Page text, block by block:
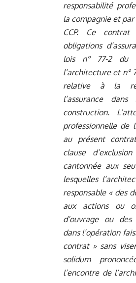
responsabilité
la compagnie et
CCP. Ce
obligations
lois n° 77-2 du
l’architecture et n°
relative à la
l’assurance
construction.
professionnelle de
au présent
clause
cantonnée aux
lesquelles
responsable « des
aux actions ou
d’ouvrage ou
dans l’opération
contrat » sans
solidum
l’encontre de